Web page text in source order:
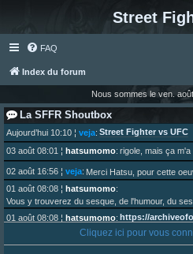
Street
FAQ
Index du forum
Nous sommes le ven.
La SFFR Shoutbox
Aujourd’hui 10:10 ¦ veja: Street Fighter vs UFC
03 août 08:01 ¦ hatsumomo: rigole, mais ça
02 août 16:56 ¦ veja: Merci Hatsu, pour cette
01 août 08:08 ¦ hatsumomo:
Vous y trouverez du sesque, de l'humour, du
01 août 08:08 ¦ hatsumomo: https://
hatsumomo :
Aujourd'hui, c'est le yaoi day. Pour la peine je
Cliquez ici pour vous